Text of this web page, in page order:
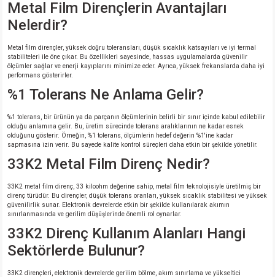
Metal Film Dirençlerin Avantajları
Nelerdir?
Metal film dirençler, yüksek doğru toleransları, düşük sıcaklık katsayıları ve iyi termal
stabiliteleri ile öne çıkar. Bu özellikleri sayesinde, hassas uygulamalarda güvenilir
ölçümler sağlar ve enerji kayıplarını minimize eder. Ayrıca, yüksek frekanslarda daha iyi
performans gösterirler.
%1 Tolerans Ne Anlama Gelir?
%1 tolerans, bir ürünün ya da parçanın ölçümlerinin belirli bir sınır içinde kabul edilebilir
olduğu anlamına gelir. Bu, üretim sürecinde tolerans aralıklarının ne kadar esnek
olduğunu gösterir. Örneğin, %1 tolerans, ölçümlerin hedef değerin %1'ine kadar
sapmasına izin verir. Bu sayede kalite kontrol süreçleri daha etkin bir şekilde yönetilir.
33K2 Metal Film Direnç Nedir?
33K2 metal film direnç, 33 kiloohm değerine sahip, metal film teknolojisiyle üretilmiş bir
direnç türüdür. Bu dirençler, düşük tolerans oranları, yüksek sıcaklık stabilitesi ve yüksek
güvenilirlik sunar. Elektronik devrelerde etkin bir şekilde kullanılarak akımın
sınırlanmasında ve gerilim düşüşlerinde önemli rol oynarlar.
33K2 Direnç Kullanım Alanları Hangi
Sektörlerde Bulunur?
33K2 dirençleri, elektronik devrelerde gerilim bölme, akım sınırlama ve yükseltici